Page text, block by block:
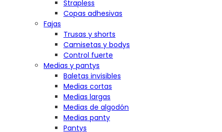
Strapless
Copas adhesivas
Fajas
Trusas y shorts
Camisetas y bodys
Control fuerte
Medias y pantys
Baletas invisibles
Medias cortas
Medias largas
Medias de algodón
Medias panty
Pantys